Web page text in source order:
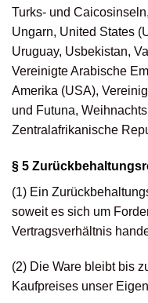
Turks- und
Ungarn, United States
Uruguay, Usbekistan,
Vereinigte Arabische
Amerika (USA),
und Futuna,
Zentralafrikanische
§ 5
(1) Ein
soweit es sich um
Vertragsverhältnis
(2) Die Ware bleibt bis
Kaufpreises unser